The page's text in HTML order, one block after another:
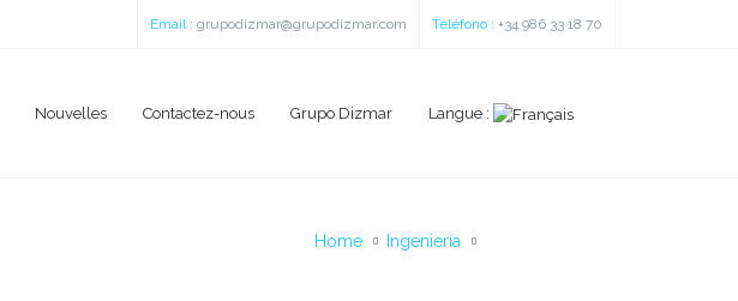
Email : grupodizmar@grupodizmar.com Teléfono : +34 986 33 18 70
Nouvelles Contactez-nous Grupo Dizmar Langue :
Home Ingeniería